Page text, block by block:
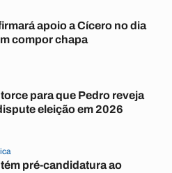
apoio a Cícero no dia
compor chapa
para que Pedro reveja
eleição em 2026
pré-candidatura ao